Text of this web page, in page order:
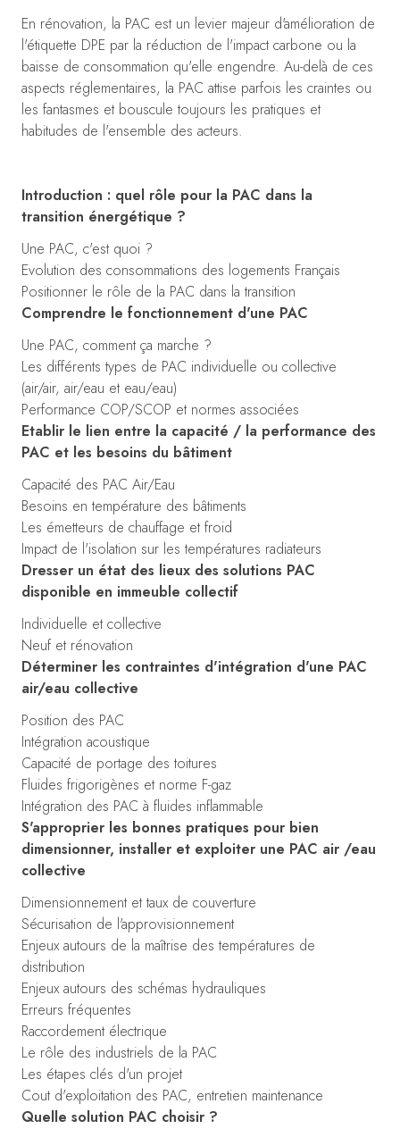
En rénovation, la PAC est un levier majeur d'amélioration de
l'étiquette DPE par la réduction de l'impact carbone ou la
baisse de consommation qu'elle engendre. Au-delà de ces
aspects réglementaires, la PAC attise parfois les craintes ou
les fantasmes et bouscule toujours les pratiques et
habitudes de l'ensemble des acteurs.
Introduction : quel rôle pour la PAC dans la
transition énergétique ?
Une PAC, c'est quoi ?
Evolution des consommations des logements Français
Positionner le rôle de la PAC dans la transition
Comprendre le fonctionnement d'une PAC
Une PAC, comment ça marche ?
Les différents types de PAC individuelle ou collective
(air/air, air/eau et eau/eau)
Performance COP/SCOP et normes associées
Etablir le lien entre la capacité / la performance des
PAC et les besoins du bâtiment
Capacité des PAC Air/Eau
Besoins en température des bâtiments
Les émetteurs de chauffage et froid
Impact de l'isolation sur les températures radiateurs
Dresser un état des lieux des solutions PAC
disponible en immeuble collectif
Individuelle et collective
Neuf et rénovation
Déterminer les contraintes d'intégration d'une PAC
air/eau collective
Position des PAC
Intégration acoustique
Capacité de portage des toitures
Fluides frigorigènes et norme F-gaz
Intégration des PAC à fluides inflammable
S'approprier les bonnes pratiques pour bien
dimensionner, installer et exploiter une PAC air /eau
collective
Dimensionnement et taux de couverture
Sécurisation de l'approvisionnement
Enjeux autours de la maîtrise des températures de
distribution
Enjeux autours des schémas hydrauliques
Erreurs fréquentes
Raccordement électrique
Le rôle des industriels de la PAC
Les étapes clés d'un projet
Cout d'exploitation des PAC, entretien maintenance
Quelle solution PAC choisir ?